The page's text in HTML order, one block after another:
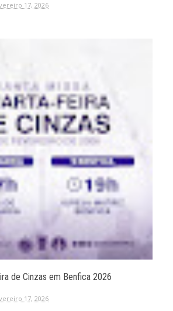
17, 2026
de Cinzas em Benfica 2026
17, 2026